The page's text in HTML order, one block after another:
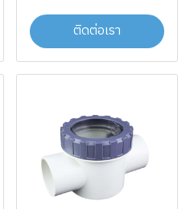
ติดต่อเรา